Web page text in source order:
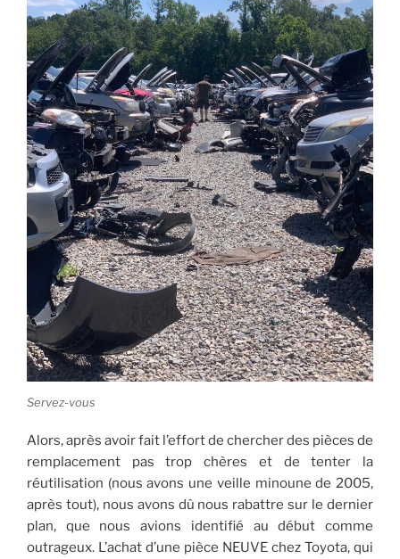
Servez-vous
Alors, après avoir fait l’effort de chercher des pièces de
remplacement pas trop chères et de tenter la
réutilisation (nous avons une veille minoune de 2005,
après tout), nous avons dû nous rabattre sur le dernier
plan, que nous avions identifié au début comme
outrageux. L’achat d’une pièce NEUVE chez Toyota, qui